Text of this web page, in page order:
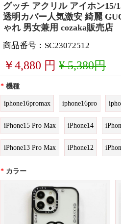
グッチ アクリル アイホン15/
透明カバー人気激安 綺麗
ゃれ 男女兼用 cozaka販売店
商品番号：SC23072512
￥4,880 円 ¥ 5,380円
* 機種
iphone16promax iphone16pro
iPhone15 Pro Max iPhone14
iPhone13 Pro Max iPhone12
* カラー